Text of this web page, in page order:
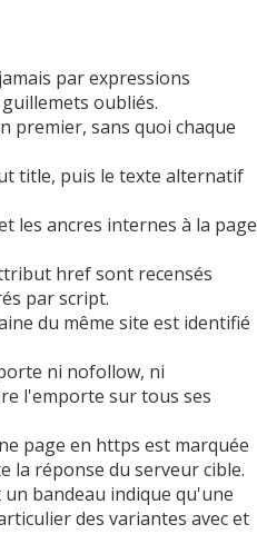
par expressions
oubliés.
premier, sans quoi chaque
title, puis le texte alternatif
les ancres internes à la page
href sont recensés
par script.
du même site est identifié
ni nofollow, ni
l'emporte sur tous ses
page en https est marquée
la réponse du serveur cible.
bandeau indique qu'une
des variantes avec et